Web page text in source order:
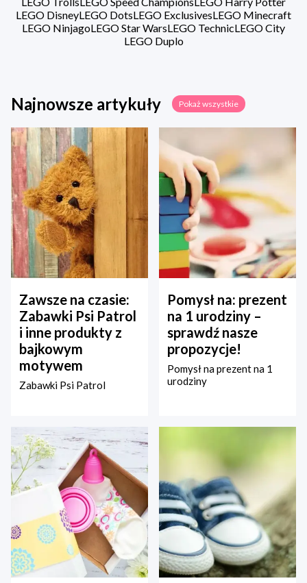
LEGO DisneyLEGO DotsLEGO ExclusivesLEGO Minecraft
LEGO NinjagoLEGO Star WarsLEGO TechnicLEGO City
LEGO Duplo
Najnowsze artykuły Pokaż wszystkie
Zawsze na czasie:
Zabawki Psi Patrol
i inne produkty z
bajkowym
motywem
Zabawki Psi Patrol
Pomysł na: prezent
na 1 urodziny –
sprawdź nasze
propozycje!
Pomysł na prezent na 1
urodziny